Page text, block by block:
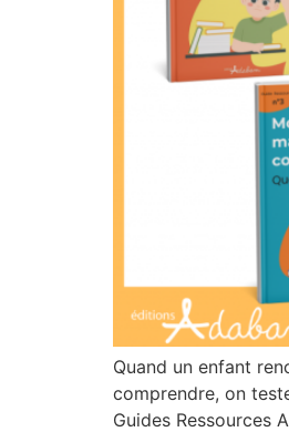
Quand un enfant
comprendre, on
Guides Ressources